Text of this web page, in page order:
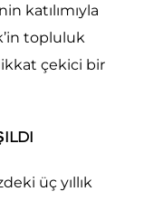
katılımıyla
topluluk
çekici bir
üç yıllık